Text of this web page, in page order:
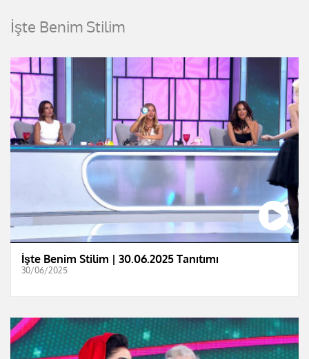
İşte Benim Stilim
İşte Benim Stilim | 30.06.2025 Tanıtımı
30/06/2025